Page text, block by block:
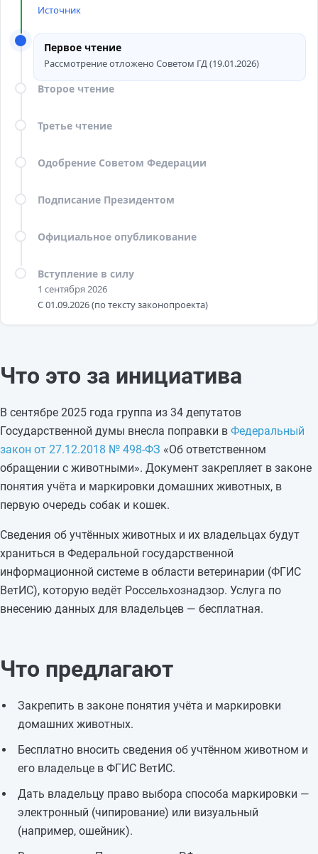
Источник
Первое чтение
Рассмотрение отложено Советом ГД (19.01.2026)
Второе чтение
Третье чтение
Одобрение Советом Федерации
Подписание Президентом
Официальное опубликование
Вступление в силу
1 сентября 2026
С 01.09.2026 (по тексту законопроекта)
Что это за инициатива
В сентябре 2025 года группа из 34 депутатов
Государственной думы внесла поправки в Федеральный
закон от 27.12.2018 № 498-ФЗ «Об ответственном
обращении с животными». Документ закрепляет в законе
понятия учёта и маркировки домашних животных, в
первую очередь собак и кошек.
Сведения об учтённых животных и их владельцах будут
храниться в Федеральной государственной
информационной системе в области ветеринарии (ФГИС
ВетИС), которую ведёт Россельхознадзор. Услуга по
внесению данных для владельцев — бесплатная.
Что предлагают
Закрепить в законе понятия учёта и маркировки
домашних животных.
Бесплатно вносить сведения об учтённом животном и
его владельце в ФГИС ВетИС.
Дать владельцу право выбора способа маркировки —
электронный (чипирование) или визуальный
(например, ошейник).